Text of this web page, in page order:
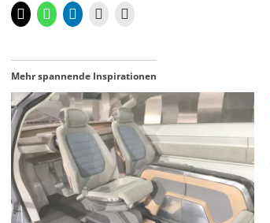
Mehr spannende Inspirationen